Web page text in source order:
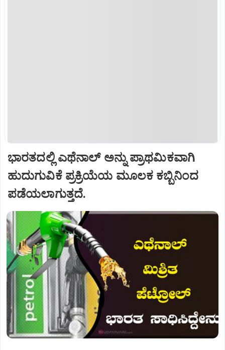
ಭಾರತದಲ್ಲಿ ಎಥೆನಾಲ್‌ ಅನ್ನು ಪ್ರಾಥಮಿಕವಾಗಿ
ಹುದುಗುವಿಕೆ ಪ್ರಕ್ರಿಯೆಯ ಮೂಲಕ ಕಬ್ಬಿನಿಂದ
ಪಡೆಯಲಾಗುತ್ತದೆ.